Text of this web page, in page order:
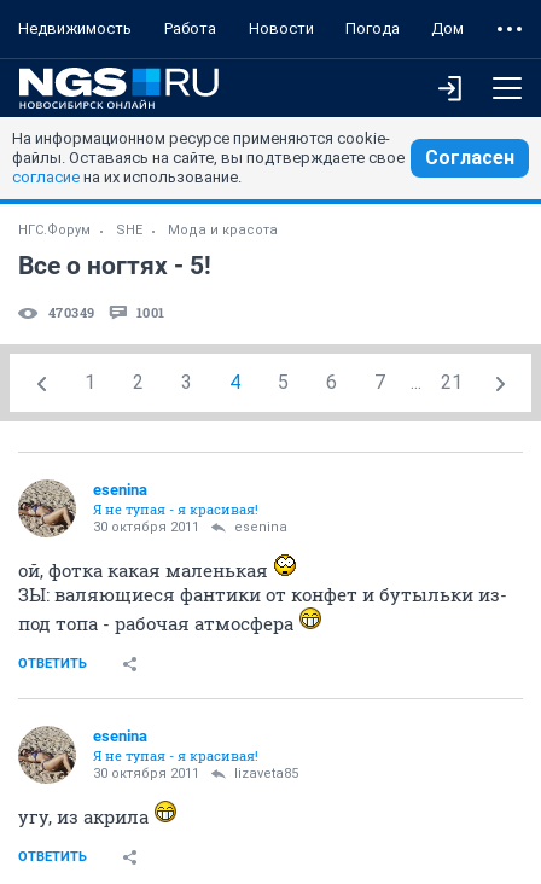
Недвижимость Работа Новости Погода Дом
На информационном ресурсе применяются cookie-
файлы. Оставаясь на сайте, вы подтверждаете свое
согласие на их использование.
Согласен
НГС.Форум SHE Мода и красота
Все о ногтях - 5!
470349 1001
1 2 3 4 5 6 7 ... 21
esenina
Я не тупая - я красивая!
30 октября 2011 esenina
ой, фотка какая маленькая
ЗЫ: валяющиеся фантики от конфет и бутыльки из-
под топа - рабочая атмосфера
ОТВЕТИТЬ
esenina
Я не тупая - я красивая!
30 октября 2011 lizaveta85
угу, из акрила
ОТВЕТИТЬ